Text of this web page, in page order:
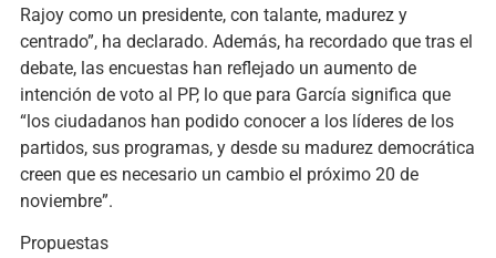
Rajoy como un presidente, con talante, madurez y
centrado”, ha declarado. Además, ha recordado que tras el
debate, las encuestas han reflejado un aumento de
intención de voto al PP, lo que para García significa que
“los ciudadanos han podido conocer a los líderes de los
partidos, sus programas, y desde su madurez democrática
creen que es necesario un cambio el próximo 20 de
noviembre”.
Propuestas